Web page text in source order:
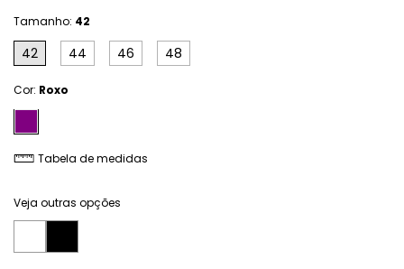
Tamanho: 42
42
44 46 48
Cor: Roxo
Tabela de medidas
Veja outras opções